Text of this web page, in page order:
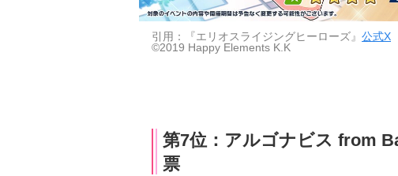
引用：『エリオスライジングヒーローズ』 公式X
©2019 Happy Elements K.K
第7位：アルゴナビス from
票